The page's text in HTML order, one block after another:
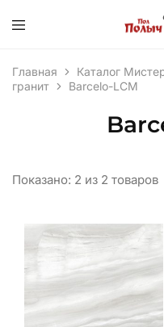
Главная Каталог
гранит
Barcelo-LCM
Показано: 2 из 2 товаров